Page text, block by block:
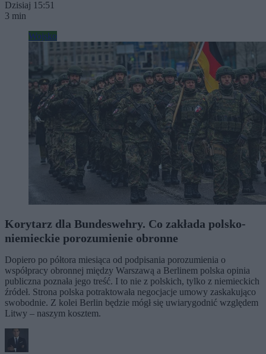
Dzisiaj 15:51
3 min
Wojsko
Korytarz dla Bundeswehry. Co zakłada polsko-
niemieckie porozumienie obronne
Dopiero po półtora miesiąca od podpisania porozumienia o
współpracy obronnej między Warszawą a Berlinem polska opinia
publiczna poznała jego treść. I to nie z polskich, tylko z niemieckich
źródeł. Strona polska potraktowała negocjacje umowy zaskakująco
swobodnie. Z kolei Berlin będzie mógł się uwiarygodnić względem
Litwy – naszym kosztem.